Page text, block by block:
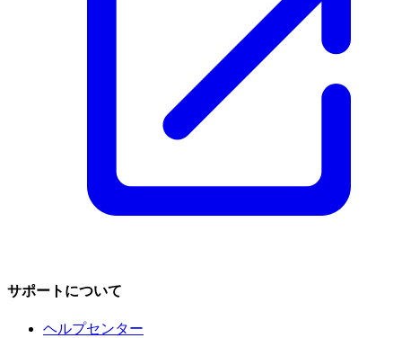
サポートについて
ヘルプセンター